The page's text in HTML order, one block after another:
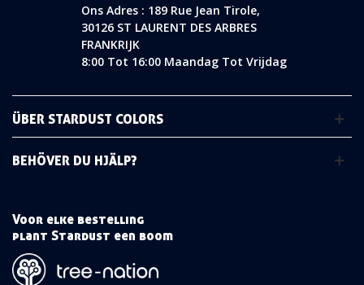
Ons Adres : 189 Rue Jean Tirole,
30126 ST LAURENT DES ARBRES
FRANKRIJK
8:00 Tot 16:00 Maandag Tot Vrijdag
ÜBER STARDUST COLORS
BEHÖVER DU HJÄLP?
Voor elke bestelling
plant Stardust een boom